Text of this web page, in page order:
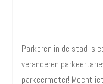
Parkeren in de stad is
veranderen
parkeermeter! Mocht